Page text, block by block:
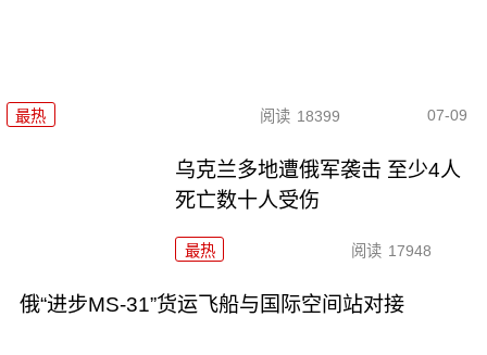
最热 阅读 18399 07-09
乌克兰多地遭俄军袭击 至少4人
死亡数十人受伤
最热 阅读 17948
俄“进步MS-31”货运飞船与国际空间站对接